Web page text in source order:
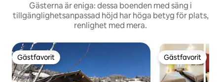
Gästerna är eniga: dessa boenden med säng i
tillgänglighetsanpassad höjd har höga betyg för plats,
renlighet med mera.
Gästfavorit
Gästfavorit Gästfavorit
Gästfavorit